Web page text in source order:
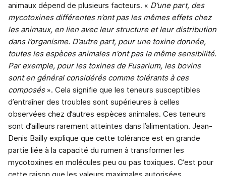
animaux dépend de plusieurs facteurs. « D’une part, des
mycotoxines différentes n’ont pas les mêmes effets chez
les animaux, en lien avec leur structure et leur distribution
dans l’organisme. D’autre part, pour une toxine donnée,
toutes les espèces animales n’ont pas la même sensibilité.
Par exemple, pour les toxines de Fusarium, les bovins
sont en général considérés comme tolérants à ces
composés ». Cela signifie que les teneurs susceptibles
d’entraîner des troubles sont supérieures à celles
observées chez d’autres espèces animales. Ces teneurs
sont d’ailleurs rarement atteintes dans l’alimentation. Jean-
Denis Bailly explique que cette tolérance est en grande
partie liée à la capacité du rumen à transformer les
mycotoxines en molécules peu ou pas toxiques. C’est pour